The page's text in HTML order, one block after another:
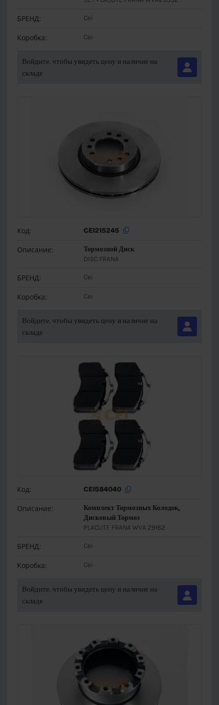
БРЕНД: Cei
Коробка: Cei
Войдите, чтобы увидеть цену и наличие на
складе
Код: CEI215245
Описание:
Тормозной Диск
DISC FRANA
БРЕНД: Cei
Коробка: Cei
Войдите, чтобы увидеть цену и наличие на
складе
Код: CEI584040
Описание:
Комплект Тормозных Колодок,
Дисковый Тормоз
PLACUTE FRANA WVA 29162
БРЕНД: Cei
Коробка: Cei
Войдите, чтобы увидеть цену и наличие на
складе